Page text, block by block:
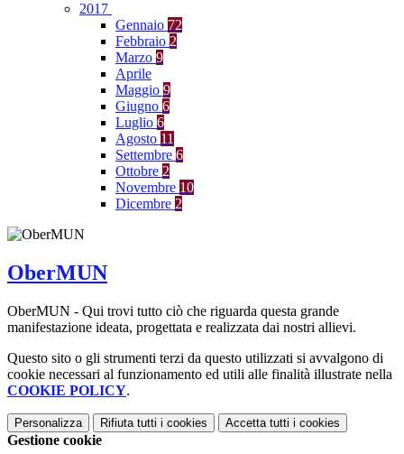
2017
Gennaio 72
Febbraio 2
Marzo 9
Aprile
Maggio 9
Giugno 6
Luglio 6
Agosto 11
Settembre 6
Ottobre 2
Novembre 10
Dicembre 2
OberMUN
OberMUN - Qui trovi tutto ciò che riguarda questa grande
manifestazione ideata, progettata e realizzata dai nostri allievi.
Questo sito o gli strumenti terzi da questo utilizzati si avvalgono di
cookie necessari al funzionamento ed utili alle finalità illustrate nella
COOKIE POLICY.
Personalizza Rifiuta tutti i cookies Accetta tutti i cookies
Gestione cookie